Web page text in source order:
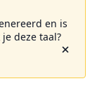
en is
je deze taal?